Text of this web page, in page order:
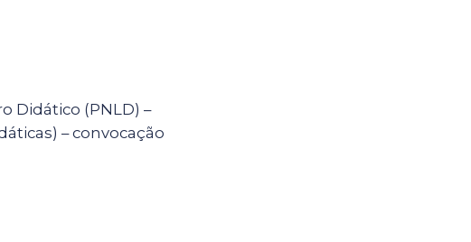
Didático (PNLD) –
– convocação